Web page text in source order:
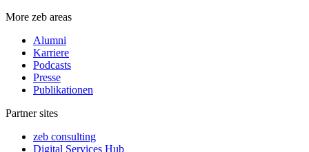
More zeb areas
Alumni
Karriere
Podcasts
Presse
Publikationen
Partner sites
zeb consulting
Digital Services Hub